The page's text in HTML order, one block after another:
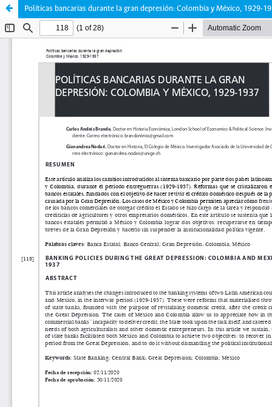
Políticas bancarias durante la gran depresión: Colombia y México, 1929-